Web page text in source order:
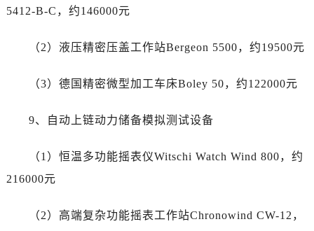
云南省怒江傈僳族自治州泸水市人民路劳力士售后服务中心（需提前预约）
云南省曲靖市麒麟区学府路劳力士售后服务中心（需提前预约）
云南省昭通市昭阳区青年路劳力士售后服务中心（需提前预约）
浙江省温州市鹿城区锦绣路1067号置信广场10层1015室劳力士售后服务中心（需提前预约）
5412-B-C，约146000元
（2）液压精密压盖工作站Bergeon 5500，约19500元
（3）德国精密微型加工车床Boley 50，约122000元
9、自动上链动力储备模拟测试设备
（1）恒温多功能摇表仪Witschi Watch Wind 800，约
216000元
（2）高端复杂功能摇表工作站Chronowind CW-12，